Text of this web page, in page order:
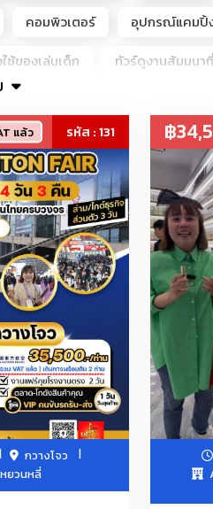
คอมพิวเตอร์
อุปกรณ์แคมปิ้
ช้ของเล่นเด็ก
ทัวร์ดูงานสัมมนา
มอีส+เพชรจิว
ตว์ หนัง ขนเป็ดและผลิตภัณฑ์ที่เกี่ย
และกระเป๋า อาหาร
ละอาหารสำหรับสัตว์เลี้ยง เครื่อ
ำหรับเด็ก ทารกและคุณแม่
เหล็ก, ผลิตภัณฑ์จัดสวน, ของตกแต่งบ้
มือและเครื่องมือออปติก, วัสดุก่อสร้
งสว่าง, ผลิตภัณฑ์อิเล็กทรอนิกส์และ
กินแคร์
อ/คัตเตอร์/ตลับเมตร/ระดับน้ำ/กร
วด
แล้ว รหัส : 131
กวางโจว
ยวนหลี่
฿